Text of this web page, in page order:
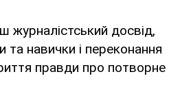
журналістський досвід,
та навички і переконання
правди про потворне